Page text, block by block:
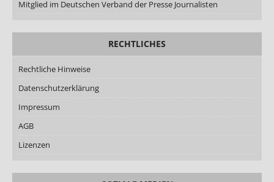
Mitglied im Deutschen Verband der Presse Journalisten
RECHTLICHES
Rechtliche Hinweise
Datenschutzerklärung
Impressum
AGB
Lizenzen